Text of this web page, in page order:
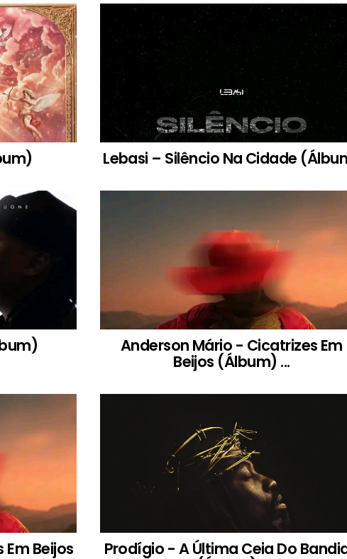
Lebasi – Silêncio Na Cidade
Anderson Mário - Cicatrizes Em
Beijos (Álbum) ...
Beijos Prodígio - A Última Ceia Do